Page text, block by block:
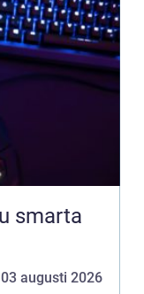
03 augusti 2026